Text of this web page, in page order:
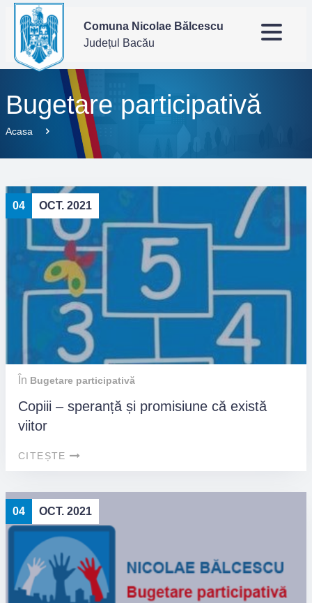
Comuna Nicolae Bălcescu
Județul Bacău
Bugetare participativă
Acasa
04 OCT. 2021
În Bugetare participativă
Copiii – speranță și promisiune că există
viitor
CITEȘTE
04 OCT. 2021